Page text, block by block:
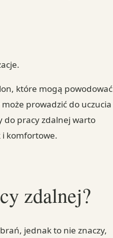
które mogą powodować
prowadzić do uczucia
do pracy zdalnej warto
i komfortowe.
zdalnej?
jednak to nie znaczy,